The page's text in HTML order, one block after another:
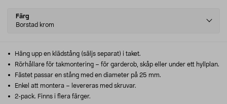
Select
variant
Färg
Borstad krom
Häng upp en klädstång (säljs separat) i taket.
Rörhållare för takmontering – för garderob, skåp eller under ett hyllplan.
Fästet passar en stång med en diameter på 25 mm.
Enkel att montera – levereras med skruvar.
2-pack. Finns i flera färger.